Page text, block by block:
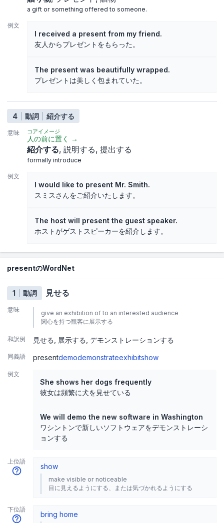
a gift or something offered to someone.
例文
I received a present from my friend.
友人からプレゼントをもらった。
The present was beautifully wrapped.
プレゼントは美しく包まれていた。
4 動詞 紹介する
意味 コアイメージ
人の前に置く →
紹介する 説明する 提出する
formally introduce
例文
I would like to present Mr. Smith.
スミスさんをご紹介いたします。
The host will present the guest speaker.
ホストがゲストスピーカーを紹介します。
presentのWordNet
1 動詞 見せる
意味
give an exhibition of to an interested audience
関心を持つ観客に展示する
和訳例 見せる 展示する デモンストレーションする
同義語 presentdemodemonstrateexhibitshow
例文
She shows her dogs frequently
彼女は頻繁に犬を見せている
We will demo the new software in Washington
ワシントンで新しいソフトウェアをデモンストレーシ
ョンする
上位語
show
make visible or noticeable
目に見えるようにする、または気づかれるようにする
下位語
bring home